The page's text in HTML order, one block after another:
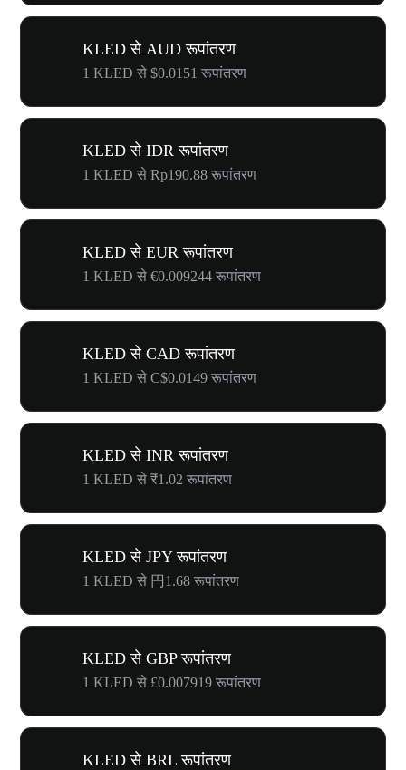
KLED से AUD रूपांतरण
1 KLED से $0.0151 रूपांतरण
KLED से IDR रूपांतरण
1 KLED से Rp190.88 रूपांतरण
KLED से EUR रूपांतरण
1 KLED से €0.009244 रूपांतरण
KLED से CAD रूपांतरण
1 KLED से C$0.0149 रूपांतरण
KLED से INR रूपांतरण
1 KLED से ₹1.02 रूपांतरण
KLED से JPY रूपांतरण
1 KLED से 円1.68 रूपांतरण
KLED से GBP रूपांतरण
1 KLED से £0.007919 रूपांतरण
KLED से BRL रूपांतरण